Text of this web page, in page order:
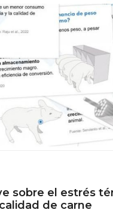
sobre el estrés
de carne